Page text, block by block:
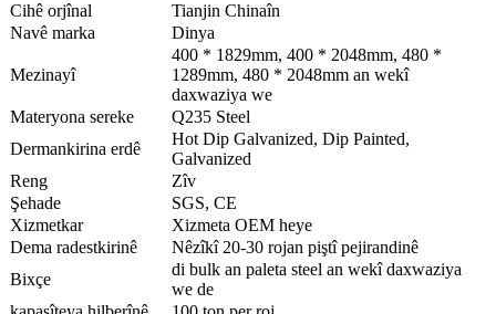
Cihê orjînal
Tianjin Chinaîn
Navê marka
Dinya
Mezinayî
400 * 1829mm, 400 * 2048mm, 480 *
1289mm, 480 * 2048mm an wekî
daxwaziya we
Materyona sereke
Q235 Steel
Dermankirina erdê
Hot Dip Galvanized, Dip Painted,
Galvanized
Reng
Zîv
Şehade
SGS, CE
Xizmetkar
Xizmeta OEM heye
Dema radestkirinê
Nêzîkî 20-30 rojan piştî pejirandinê
Bixçe
di bulk an paleta steel an wekî daxwaziya
we de